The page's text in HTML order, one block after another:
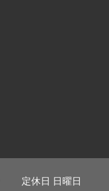
定休日 日曜日